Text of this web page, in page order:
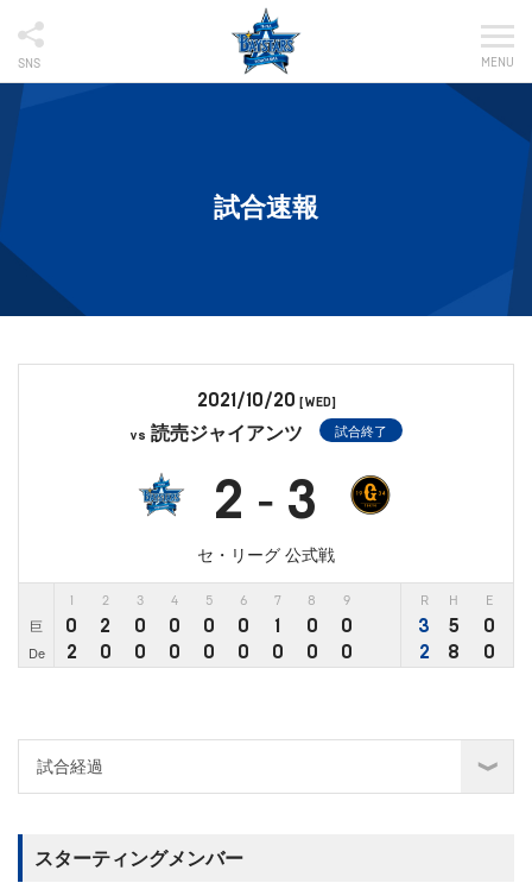
SNS MENU
試合速報
2021/10/20 [WED]
vs 読売ジャイアンツ 試合終了
2 - 3
セ・リーグ 公式戦
2 3 4 5 6 7 8 9 R H E
巨 0 2 0 0 0 0 1 0 0 3 5 0
De 2 0 0 0 0 0 0 0 0 2 8 0
スターティングメンバー